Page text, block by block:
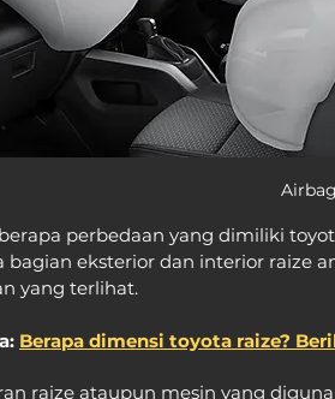
perbedaan yang dimiliki
bagian eksterior dan interior
yang terlihat.
Berapa dimensi toyota raize?
raize ataupun mesin yang